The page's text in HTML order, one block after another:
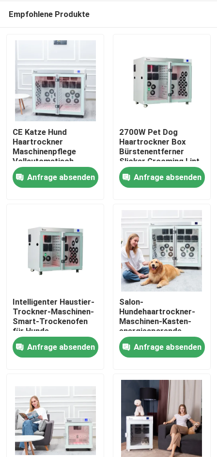
Haus
Über uns
Fabrik-Ausflug
Qualitätskontrolle
Treten Sie mit uns in Verbindung
Nachrichten
Drehscheiben-Band-Zufuhr
automatische Bandzufuhr
Empfohlene Produkte
CE Katze Hund
Haartrockner
Maschinenpflege
Vollautomatisch
Anfrage absenden
2700W Pet Dog
Haartrockner Box
Bürstenentferner
Slicker Grooming Lint
Anfrage absenden
Intelligenter Haustier-
Trockner-Maschinen-
Smart-Trockenofen
für Hunde
Anfrage absenden
Salon-
Hundehaartrockner-
Maschinen-Kasten-
energiesparende
Sicherheit für großen
HundAnfrage absenden